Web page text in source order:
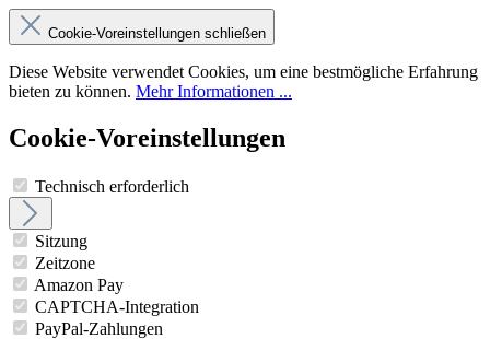
Cookie-Voreinstellungen schließen
Diese Website verwendet Cookies, um eine bestmögliche Erfahrung
bieten zu können. Mehr Informationen ...
Cookie-Voreinstellungen
Technisch erforderlich
Sitzung
Zeitzone
Amazon Pay
CAPTCHA-Integration
PayPal-Zahlungen